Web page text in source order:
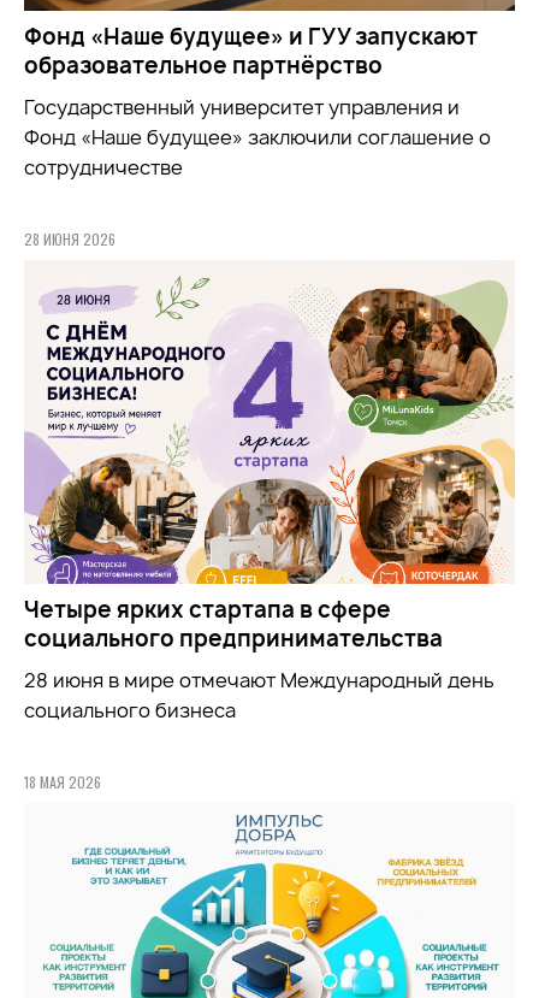
Фонд «Наше будущее» и ГУУ запускают
образовательное партнёрство
Государственный университет управления и
Фонд «Наше будущее» заключили соглашение о
сотрудничестве
28 ИЮНЯ 2026
Четыре ярких стартапа в сфере
социального предпринимательства
28 июня в мире отмечают Международный день
социального бизнеса
18 МАЯ 2026